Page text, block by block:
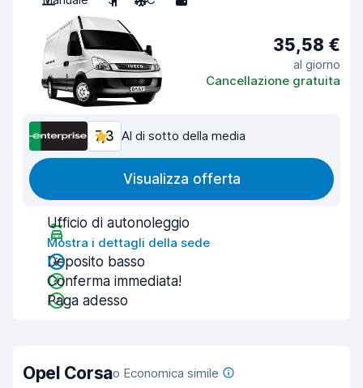
35,58 €
al giorno
Cancellazione gratuita
7,3 Al di sotto della media
Visualizza offerta
Ufficio di autonoleggio
Mostra i dettagli della sede
Deposito basso
Conferma immediata!
Paga adesso
Opel Corsao Economica simile